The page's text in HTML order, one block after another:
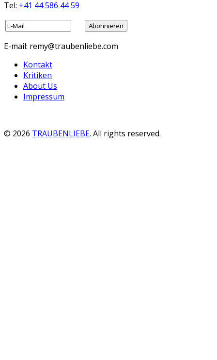
Tel: +41 44 586 44 59
E-mail: remy@traubenliebe.com
Kontakt
Kritiken
About Us
Impressum
© 2026 TRAUBENLIEBE. All rights reserved.